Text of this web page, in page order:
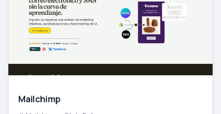
Mailchimp